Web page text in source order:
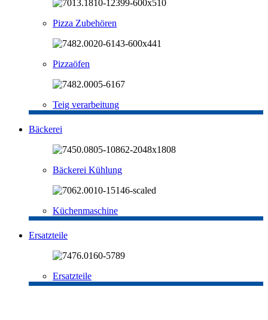
Pizza Zubehören
Pizzaöfen
Teig verarbeitung
Bäckerei
Bäckerei Kühlung
Küchenmaschine
Ersatzteile
Ersatzteile